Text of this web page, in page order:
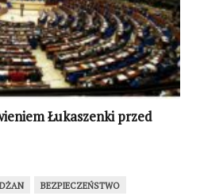
Łukaszenki przed
BEZPIECZEŃSTWO